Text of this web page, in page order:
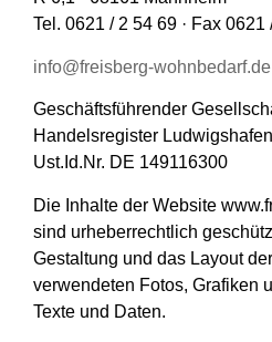
Tel. 0621 / 2 54 69 · Fax 0621
info@freisberg-wohnbedarf.de
Geschäftsführender
Handelsregister
Ust.Id.Nr. DE 149116300
Die Inhalte der Website
sind urheberrechtlich
Gestaltung und das Layout
verwendeten Fotos, Grafiken
Texte und Daten.